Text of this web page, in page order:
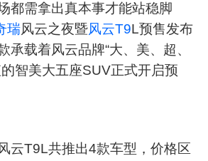
都需拿出真本事才能站稳脚
瑞风云之夜暨风云T9L预售发布
承载着风云品牌“大、美、超、
智美大五座SUV正式开启预
云T9L共推出4款车型，价格区